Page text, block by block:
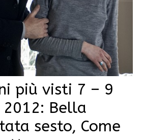
più visti 7 – 9
Bella
sesto, Come